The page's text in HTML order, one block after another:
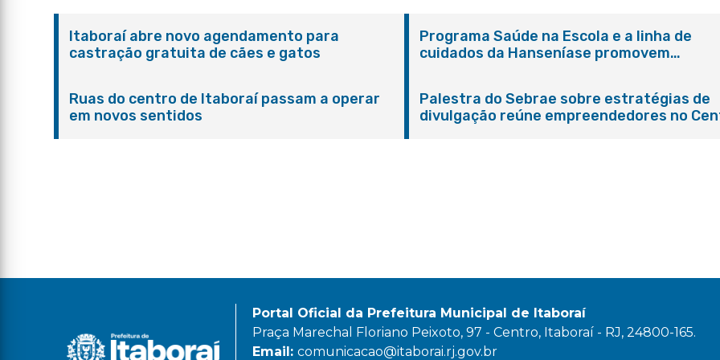
Itaboraí abre novo agendamento para
castração gratuita de cães e gatos
Programa Saúde na Escola e a linha de
cuidados da Hanseníase promovem
Ruas do centro de Itaboraí passam a operar
em novos sentidos
Palestra do Sebrae sobre estratégias de
divulgação reúne empreendedores no
Portal Oficial da Prefeitura Municipal de Itaboraí
Praça Marechal Floriano Peixoto, 97 - Centro, Itaboraí - RJ, 24800-165.
Email:comunicacao@itaborai.rj.gov.br